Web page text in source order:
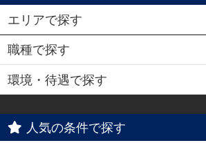
エリアで探す
職種で探す
環境・待遇で探す
人気の条件で探す